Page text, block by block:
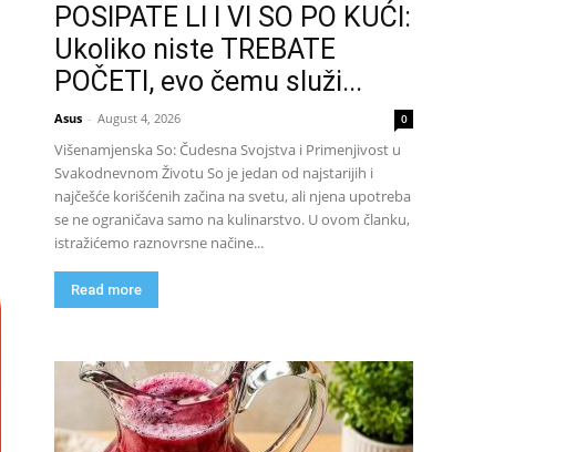
POSIPATE LI I VI SO PO KUĆI:
Ukoliko niste TREBATE
POČETI, evo čemu služi...
Asus - August 4, 2026 0
Višenamjenska So: Čudesna Svojstva i Primenjivost u
Svakodnevnom Životu So je jedan od najstarijih i
najčešće korišćenih začina na svetu, ali njena upotreba
se ne ograničava samo na kulinarstvo. U ovom članku,
istražićemo raznovrsne načine...
Read more